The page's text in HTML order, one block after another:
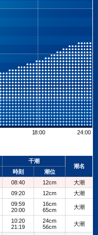
18:00 24:00
干潮
潮名
時刻
潮位
08:40 12cm
大潮
09:20 12cm 大潮
09:59
20:00
16cm
65cm
大潮
10:20
21:19
24cm
56cm
大潮